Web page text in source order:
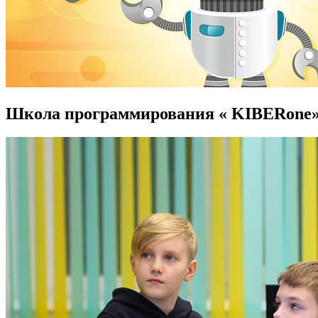
Школа программирования «